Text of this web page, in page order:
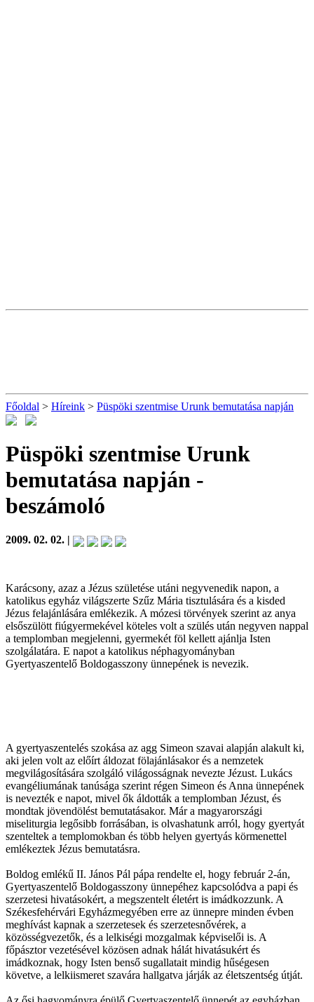
Főoldal > Híreink > Püspöki szentmise Urunk bemutatása napján
Püspöki szentmise Urunk
bemutatása napján -
beszámoló
2009. 02. 02. |
Karácsony, azaz a Jézus születése utáni negyvenedik napon, a
katolikus egyház világszerte Szűz Mária tisztulására és a kisded
Jézus felajánlására emlékezik. A mózesi törvények szerint az anya
elsőszülött fiúgyermekével köteles volt a szülés után negyven nappal
a templomban megjelenni, gyermekét föl kellett ajánlja Isten
szolgálatára. E napot a katolikus néphagyományban
Gyertyaszentelő Boldogasszony ünnepének is nevezik.
A gyertyaszentelés szokása az agg Simeon szavai alapján alakult ki,
aki jelen volt az előírt áldozat fölajánlásakor és a nemzetek
megvilágosítására szolgáló világosságnak nevezte Jézust. Lukács
evangéliumának tanúsága szerint régen Simeon és Anna ünnepének
is nevezték e napot, mivel ők áldották a templomban Jézust, és
mondtak jövendölést bemutatásakor. Már a magyarországi
miseliturgia legősibb forrásában, is olvashatunk arról, hogy gyertyát
szenteltek a templomokban és több helyen gyertyás körmenettel
emlékeztek Jézus bemutatásra.
Boldog emlékű II. János Pál pápa rendelte el, hogy február 2-án,
Gyertyaszentelő Boldogasszony ünnepéhez kapcsolódva a papi és
szerzetesi hivatásokért, a megszentelt életért is imádkozzunk. A
Székesfehérvári Egyházmegyében erre az ünnepre minden évben
meghívást kapnak a szerzetesek és szerzetesnővérek, a
közösségvezetők, és a lelkiségi mozgalmak képviselői is. A
főpásztor vezetésével közösen adnak hálát hivatásukért és
imádkoznak, hogy Isten benső sugallatait mindig hűségesen
követve, a lelkiismeret szavára hallgatva járják az életszentség útját.